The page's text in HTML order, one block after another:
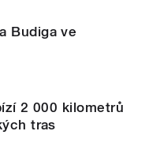
Budiga ve
2 000 kilometrů
tras